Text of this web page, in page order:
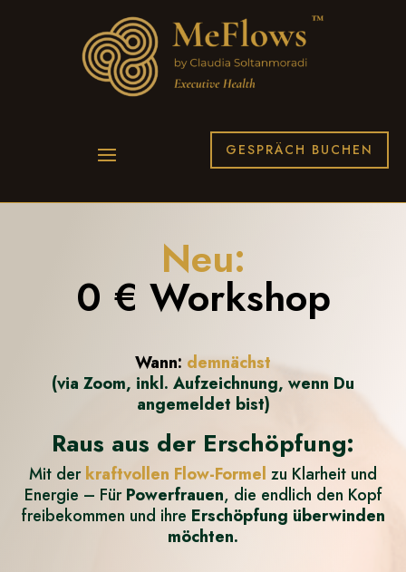
GESPRÄCH BUCHEN
Neu:
0 € Workshop
Wann: demnächst
(via Zoom, inkl. Aufzeichnung, wenn Du
angemeldet bist)
Raus aus der Erschöpfung:
Mit derkraftvollen Flow-Formel zu Klarheit und
Energie – FürPowerfrauen, die endlich den Kopf
freibekommen und ihre Erschöpfung überwinden
möchten.